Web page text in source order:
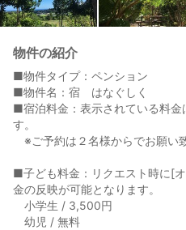
物件の紹介
■物件タイプ：ペンション
■物件名：宿 はなぐしく
■宿泊料金：表示されている料
す。
※ご予約は２名様からでお願い
■子ども料金：リクエスト時に[
金の反映が可能となります。
小学生 / 3,500円
幼児 / 無料